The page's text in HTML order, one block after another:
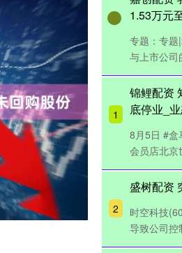
1.53万元
专题：专题
与上市公司
1
锦鲤配资
底停业_
8月5日 #盒
会员店北京
2
盛树配资
时空科技
导致公司控